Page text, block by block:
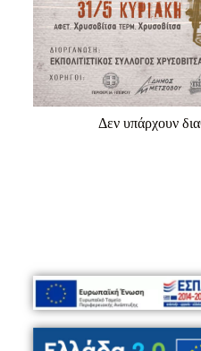
Δεν υπάρχουν